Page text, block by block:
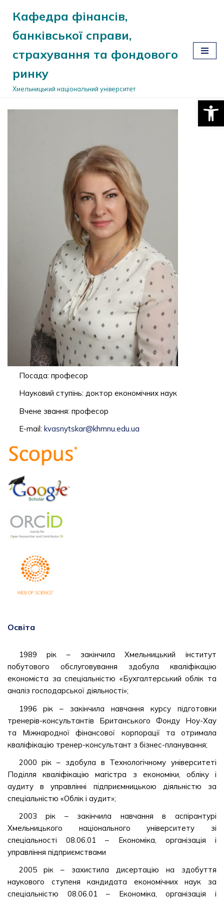
до
вмісту
Кафедра фінансів,
банківської справи,
страхування та фондового
ринку
Хмельницький національний університет
Посада: професор
Науковий ступінь: доктор економічних наук
Вчене звання: професор
E-mail: kvasnytskar@khmnu.edu.ua
Освіта
1989 рік – закінчила Хмельницький інститут
побутового обслуговування здобула кваліфікацію
економіста за спеціальністю «Бухгалтерський облік та
аналіз господарської діяльності»;
1996 рік – закінчила навчання курсу підготовки
тренерів-консультантів Британського Фонду Ноу-Хау
та Міжнародної фінансової корпорації та отримала
кваліфікацію тренер-консультант з бізнес-планування;
2000 рік – здобула в Технологічному університеті
Поділля кваліфікацію магістра з економіки, обліку і
аудиту в управлінні підприємницькою діяльністю за
спеціальністю «Облік і аудит»;
2003 рік – закінчила навчання в аспірантурі
Хмельницького національного університету зі
спеціальності 08.06.01 – Економіка, організація і
управління підприємствами
2005 рік – захистила дисертацію на здобуття
наукового ступеня кандидата економічних наук за
спеціальністю 08.06.01 – Економіка, організація і